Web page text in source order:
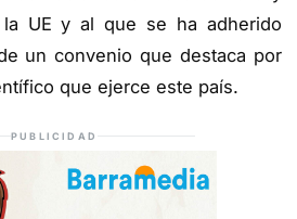
UE y al que se ha adherido
un convenio que destaca por
que ejerce este país.
PUBLICIDAD